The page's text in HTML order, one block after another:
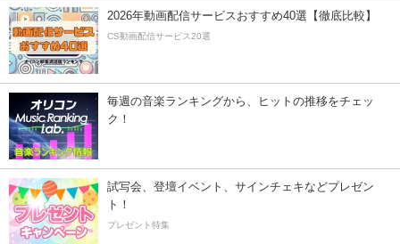
2026年動画配信サービスおすすめ40選【徹底比較】
CS動画配信サービス20選
毎週の音楽ランキングから、ヒットの推移をチェッ
ク！
試写会、登壇イベント、サインチェキなどプレゼン
ト！
プレゼント特集